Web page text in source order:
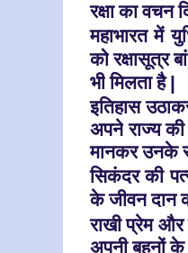
रक्षा का वचन
महाभारत में
को रक्षासूत्र
भी मिलता है |
इतिहास
अपने राज्य
मानकर उनके
सिकंदर की
के जीवन दान
राखी प्रेम और
अपनी बहनों